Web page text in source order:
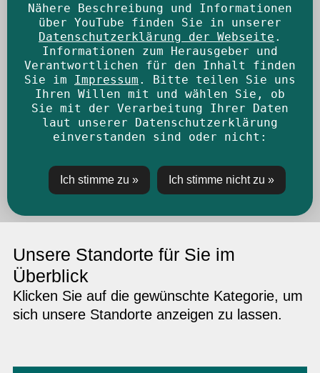
Nähere Beschreibung und Informationen
über YouTube finden Sie in unserer
Datenschutzerklärung der Webseite .
Informationen zum Herausgeber und
Verantwortlichen für den Inhalt finden
Sie im Impressum . Bitte teilen Sie uns
Ihren Willen mit und wählen Sie, ob
Sie mit der Verarbeitung Ihrer Daten
laut unserer Datenschutzerklärung
einverstanden sind oder nicht:
Unsere Standorte für Sie im
Überblick
Klicken Sie auf die gewünschte Kategorie, um
sich unsere Standorte anzeigen zu lassen.